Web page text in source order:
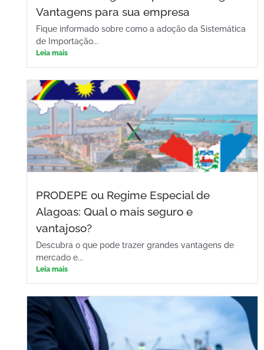
Vantagens para sua empresa
Fique informado sobre como a adoção da Sistemática
de Importação...
Leia mais
PRODEPE ou Regime Especial de
Alagoas: Qual o mais seguro e
vantajoso?
Descubra o que pode trazer grandes vantagens de
mercado e...
Leia mais